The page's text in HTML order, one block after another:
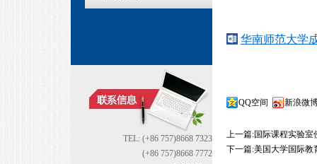
TEL: (+86 757)8668 7323
(+86 757)8668 7772
华南师范大学
QQ空间 新浪微
上一篇:国际课程实验室
下一篇:美国大学国际教